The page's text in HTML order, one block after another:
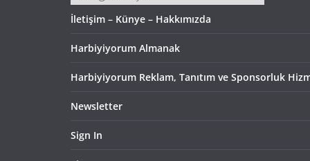
İletişim – Künye – Hakkımızda
Harbiyiyorum Almanak
Harbiyiyorum Reklam, Tanıtım ve Sponsorluk
Newsletter
Sign In